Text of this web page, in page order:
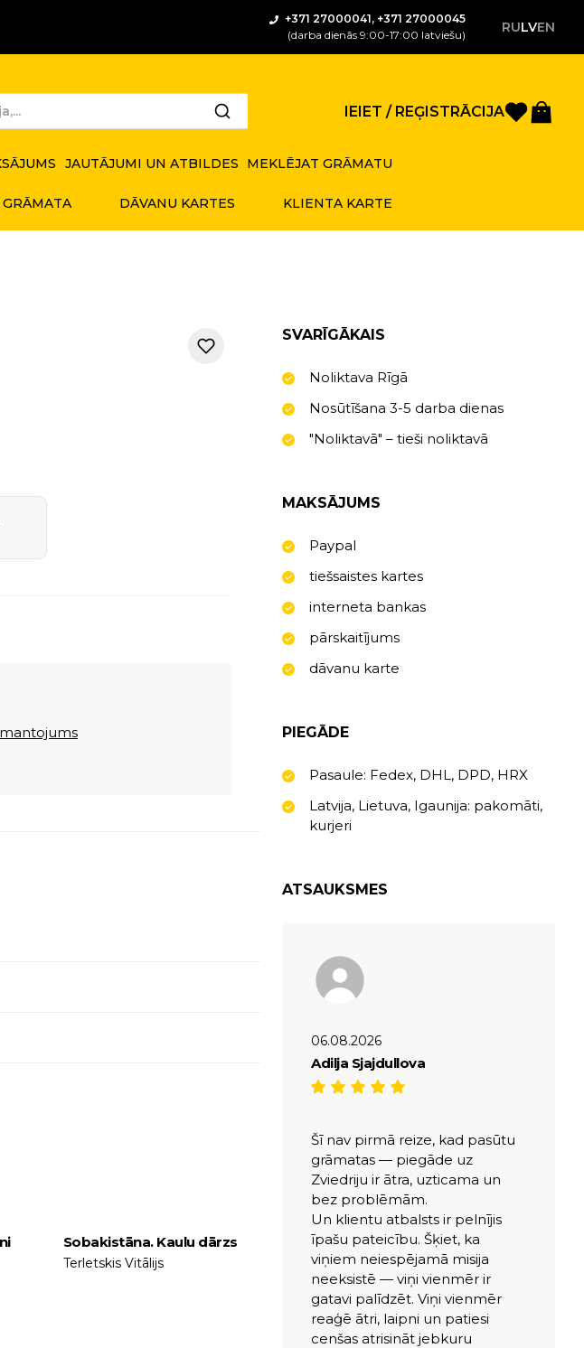
+371 27000041, +371 27000045
(darba dienās 9:00-17:00 latviešu)
RULVEN
IEIET / REĢISTRĀCIJA
JAUTĀJUMI UN ATBILDES MEKLĒJAT GRĀMATU
DĀVANU KARTES KLIENTA KARTE
Sobakistāna. Kaulu dārzs
Terletskis Vitālijs
SVARĪGĀKAIS
Noliktava Rīgā
Nosūtīšana 3-5 darba dienas
"Noliktavā" – tieši noliktavā
MAKSĀJUMS
Paypal
tiešsaistes kartes
interneta bankas
pārskaitījums
dāvanu karte
PIEGĀDE
Pasaule: Fedex, DHL, DPD, HRX
Latvija, Lietuva, Igaunija: pakomāti,
kurjeri
ATSAUKSMES
06.08.2026
Adilja Sjajdullova
Šī nav pirmā reize, kad pasūtu
grāmatas — piegāde uz
Zviedriju ir ātra, uzticama un
bez problēmām.
Un klientu atbalsts ir pelnījis
īpašu pateicību. Šķiet, ka
viņiem neiespējamā misija
neeksistē — viņi vienmēr ir
gatavi palīdzēt. Viņi vienmēr
reaģē ātri, laipni un patiesi
cenšas atrisināt jebkuru